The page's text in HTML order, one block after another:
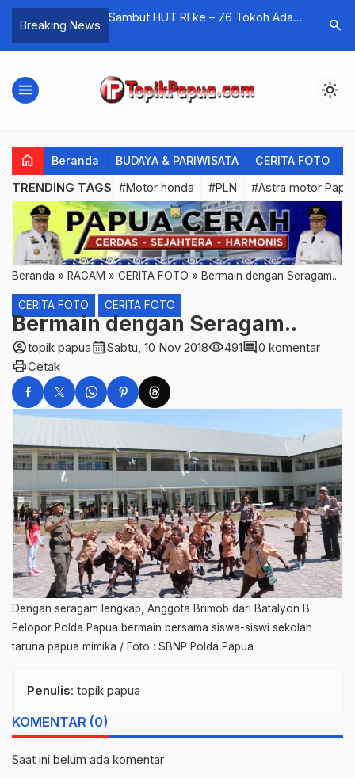
Breaking News
Sambut HUT RI ke – 76 Tokoh Adat
Papua
Bulan
search
menu light_mode
home Beranda BUDAYA & PARIWISATA CERITA FOTO
TRENDING TAGS #Motor honda #PLN #Astra motor
Beranda » RAGAM » CERITA FOTO » Bermain dengan Seragam..
CERITA FOTO CERITA FOTO
Bermain dengan Seragam..
account_circletopik papuacalendar_monthSabtu, 10 Nov 2018visibility491comment0 komentar
printCetak
Dengan seragam lengkap, Anggota Brimob dari Batalyon B
Pelopor Polda Papua bermain bersama siswa-siswi sekolah
taruna papua mimika / Foto : SBNP Polda Papua
Penulis: topik papua
KOMENTAR (0)
Saat ini belum ada komentar